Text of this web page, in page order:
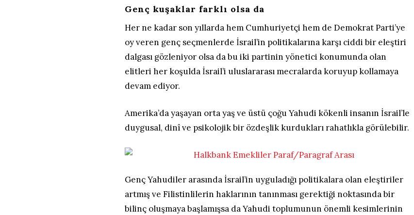
Genç kuşaklar farklı olsa da
Her ne kadar son yıllarda hem Cumhuriyetçi hem de Demokrat Parti’ye
oy veren genç seçmenlerde İsrail’in politikalarına karşı ciddi bir eleştiri
dalgası gözleniyor olsa da bu iki partinin yönetici konumunda olan
elitleri her koşulda İsrail’i uluslararası mecralarda koruyup kollamaya
devam ediyor.
Amerika’da yaşayan orta yaş ve üstü çoğu Yahudi kökenli insanın İsrail’le
duygusal, dinî ve psikolojik bir özdeşlik kurdukları rahatlıkla görülebilir.
Genç Yahudiler arasında İsrail’in uyguladığı politikalara olan eleştiriler
artmış ve Filistinlilerin haklarının tanınması gerektiği noktasında bir
bilinç oluşmaya başlamışsa da Yahudi toplumunun önemli kesimlerinin